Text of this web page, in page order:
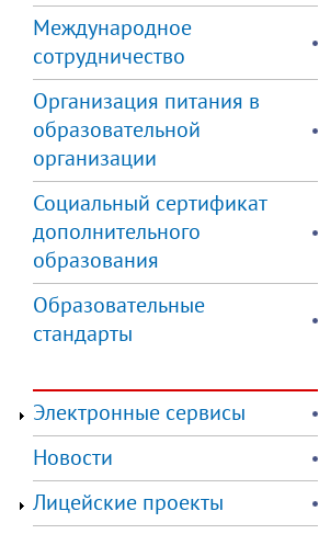
Международное
сотрудничество
Организация питания в
образовательной
организации
Социальный сертификат
дополнительного
образования
Образовательные
стандарты
Электронные сервисы
Новости
Лицейские проекты